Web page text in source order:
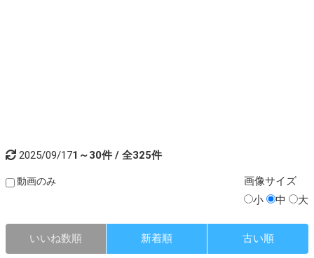
2025/09/171～30件 / 全325件
動画のみ 画像サイズ
小
中 大
いいね数順 新着順 古い順